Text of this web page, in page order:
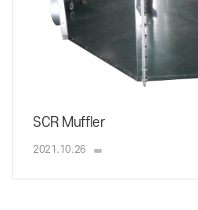
SCR Muffler
2021.10.26